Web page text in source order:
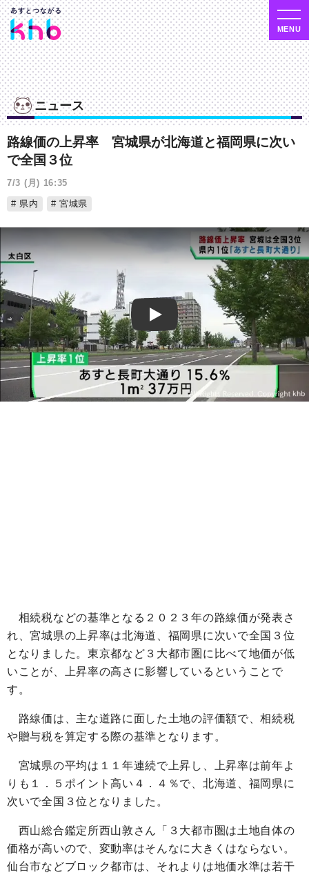
ニュース
路線価の上昇率 宮城県が北海道と福岡県に次い
で全国３位
7/3 (月) 16:35
県内
宮城県
Play
相続税などの基準となる２０２３年の路線価が発表さ
れ、宮城県の上昇率は北海道、福岡県に次いで全国３位
となりました。東京都など３大都市圏に比べて地価が低
いことが、上昇率の高さに影響しているということで
す。
路線価は、主な道路に面した土地の評価額で、相続税
や贈与税を算定する際の基準となります。
宮城県の平均は１１年連続で上昇し、上昇率は前年よ
りも１．５ポイント高い４．４％で、北海道、福岡県に
次いで全国３位となりました。
西山総合鑑定所西山敦さん「３大都市圏は土地自体の
価格が高いので、変動率はそんなに大きくはならない。
仙台市などブロック都市は、それよりは地価水準は若干